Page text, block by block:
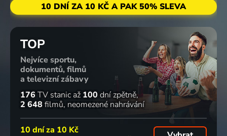
10 DNÍ ZA 10 KČ A PAK 50% SLEVA
TOP
Nejvíce sportu,
dokumentů, filmů
a televizní zábavy
176 TV stanic až 100 dní zpětně
2 648 filmů neomezené nahrávání
10 dní za 10 Kč